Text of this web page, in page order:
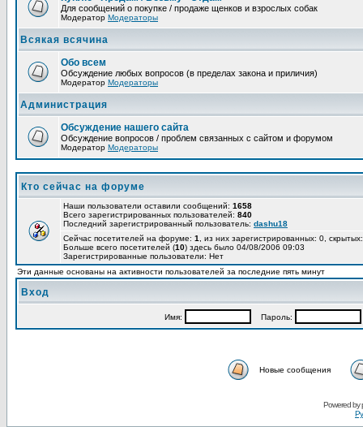
Для сообщений о покупке / продаже щенков и взрослых собак
Модератор Модераторы
Всякая всячина
Обо всем
Обсуждение любых вопросов (в пределах закона и приличия)
Модератор Модераторы
Администрация
Обсуждение нашего сайта
Обсуждение вопросов / проблем связанных с сайтом и форумом
Модератор Модераторы
Кто сейчас на форуме
Наши пользователи оставили сообщений: 1658
Всего зарегистрированных пользователей: 840
Последний зарегистрированный пользователь: dashu18
Сейчас посетителей на форуме: 1
, из них зарегистрированных: 0,
Больше всего посетителей (10) здесь было 04/08/2006 09:03
Зарегистрированные пользователи: Нет
Эти данные основаны на активности пользователей за последние пять минут
Вход
Имя: Пароль:
Новые сообщения
Powered by